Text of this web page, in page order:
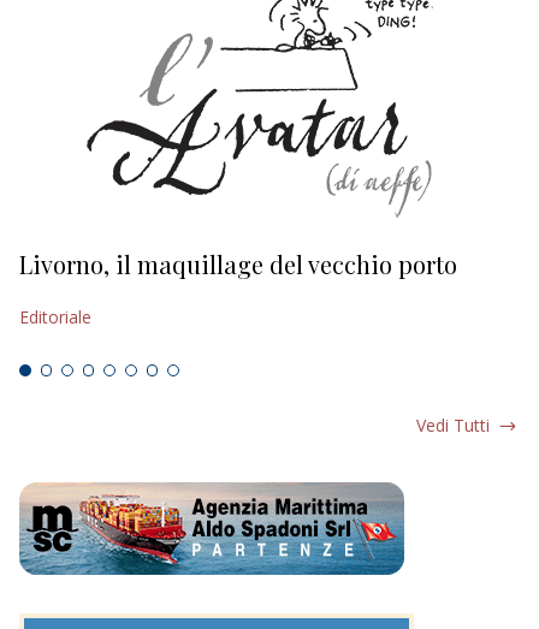
Livorno, il maquillage del vecchio porto
Editoriale
Vedi Tutti